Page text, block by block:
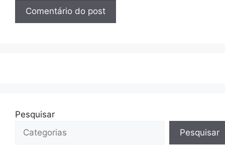
Pesquisar
Pesquisar